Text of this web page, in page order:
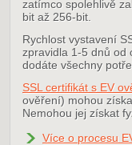
zatímco spolehlivě
bit až 256-bit.
Rychlost vystavení
zpravidla 1-5 dnů od
dodáte všechny
SSL certifikát s EV
ověření) mohou
Nemohou jej získat
Více o procesu